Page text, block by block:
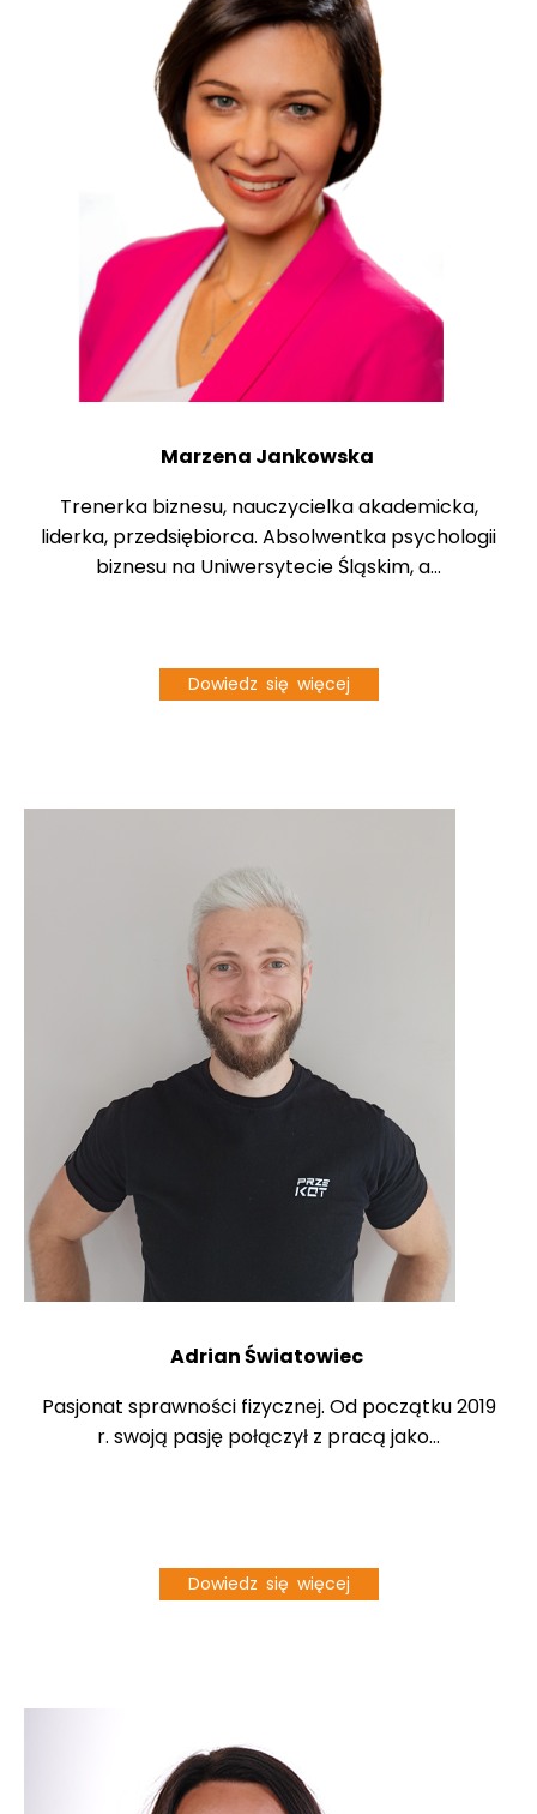
Marzena Jankowska
Trenerka biznesu, nauczycielka akademicka,
liderka, przedsiębiorca. Absolwentka psychologii
biznesu na Uniwersytecie Śląskim, a...
Dowiedz się więcej
Adrian Światowiec
Pasjonat sprawności fizycznej. Od początku 2019
r. swoją pasję połączył z pracą jako...
Dowiedz się więcej